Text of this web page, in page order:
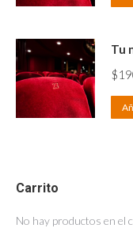
Tu
$
Carrito
No hay productos en el